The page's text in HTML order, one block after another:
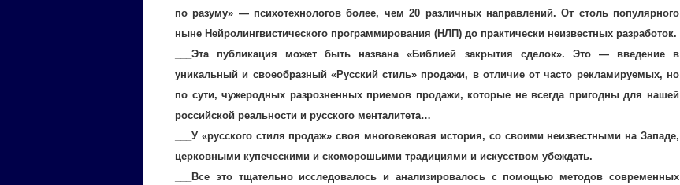
по разуму» — психотехнологов более, чем 20 различных направлений. От столь популярного
ныне Нейролингвистического программирования (НЛП) до практически неизвестных разработок.
___Эта публикация может быть названа «Библией закрытия сделок». Это — введение в
уникальный и своеобразный «Русский стиль» продажи, в отличие от часто рекламируемых, но
по сути, чужеродных разрозненных приемов продажи, которые не всегда пригодны для нашей
российской реальности и русского менталитета…
___У «русского стиля продаж» своя многовековая история, со своими неизвестными на Западе,
церковными купеческими и скоморошьими традициями и искусством убеждать.
___Все это тщательно исследовалось и анализировалось с помощью методов современных